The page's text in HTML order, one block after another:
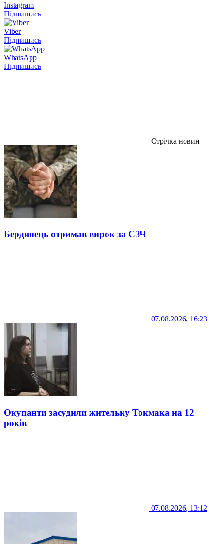
Instagram
Підпишись
Viber
Підпишись
WhatsApp
Підпишись
Стрічка новин
Бердянець отримав вирок за СЗЧ
07.08.2026, 16:23
Окупанти засудили жительку Токмака на 12
років
07.08.2026, 13:12